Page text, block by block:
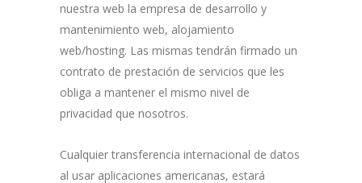
nuestra web la empresa de desarrollo y
mantenimiento web, alojamiento
web/hosting. Las mismas tendrán firmado un
contrato de prestación de servicios que les
obliga a mantener el mismo nivel de
privacidad que nosotros.
Cualquier transferencia internacional de datos
al usar aplicaciones americanas, estará